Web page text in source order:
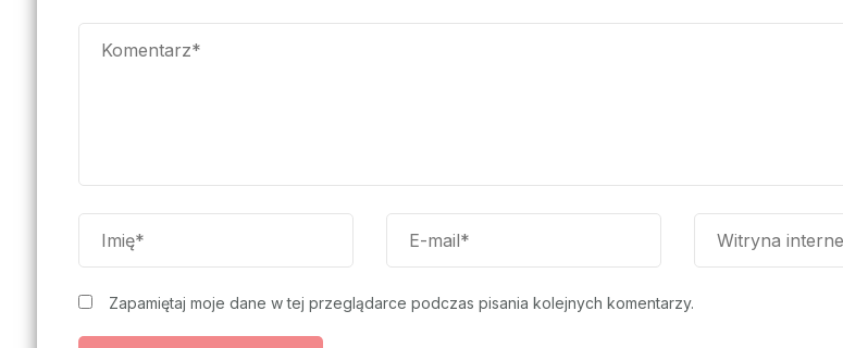
Zapamiętaj moje dane w tej przeglądarce podczas pisania kolejnych komentarzy.